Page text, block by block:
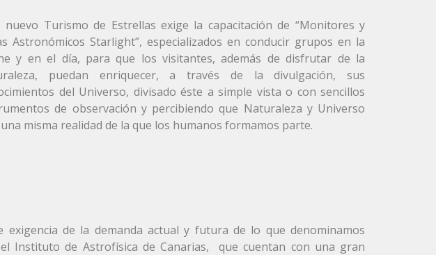
nuevo Turismo de Estrellas exige la capacitación de “Monitores y
Astronómicos Starlight”, especializados en conducir grupos en la
y en el día, para que los visitantes, además de disfrutar de la
puedan enriquecer, a través de la divulgación, sus
del Universo, divisado éste a simple vista o con sencillos
de observación y percibiendo que Naturaleza y Universo
misma realidad de la que los humanos formamos parte.
de la demanda actual y futura de lo que denominamos
Instituto de Astrofísica de Canarias, que cuentan con una gran